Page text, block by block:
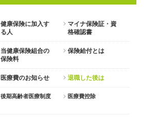
健康保険に加入す
る人
マイナ保険証・資
格確認書
当健康保険組合の
保険料
保険給付とは
医療費のお知らせ 退職した後は
後期高齢者医療制度 医療費控除